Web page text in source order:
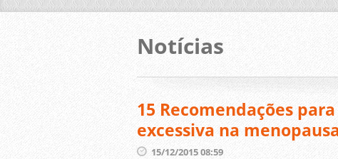
Notícias
15 Recomendações
excessiva na
15/12/2015 08:59